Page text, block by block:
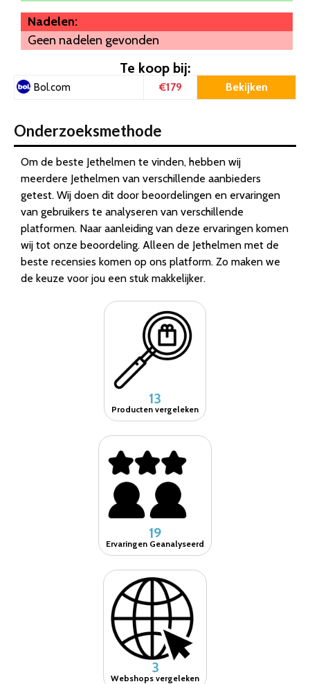
Nadelen:
Geen nadelen gevonden
Te koop bij:
Bol.com €179 Bekijken
Onderzoeksmethode
Om de beste Jethelmen te vinden, hebben wij
meerdere Jethelmen van verschillende aanbieders
getest. Wij doen dit door beoordelingen en ervaringen
van gebruikers te analyseren van verschillende
platformen. Naar aanleiding van deze ervaringen komen
wij tot onze beoordeling. Alleen de Jethelmen met de
beste recensies komen op ons platform. Zo maken we
de keuze voor jou een stuk makkelijker.
13
Producten vergeleken
19
Ervaringen Geanalyseerd
3
Webshops vergeleken